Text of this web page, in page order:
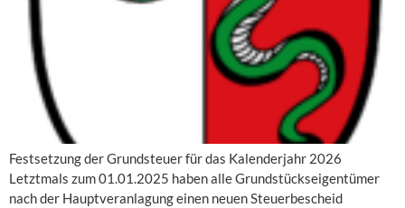
Festsetzung der Grundsteuer für das Kalenderjahr 2026
Letztmals zum 01.01.2025 haben alle Grundstückseigentümer
nach der Hauptveranlagung einen neuen Steuerbescheid